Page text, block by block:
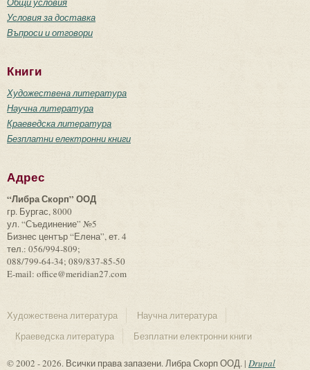
Условия за доставка
Въпроси и отговори
Книги
Художествена литература
Научна литература
Краеведска литература
Безплатни електронни книги
Адрес
“Либра Скорп” ООД
гр. Бургас, 8000
ул. “Съединение” №5
Бизнес център “Елена”, ет. 4
тел.: 056/994-809;
088/799-64-34; 089/837-85-50
E-mail: office@meridian27.com
Художествена литература
Научна литература
Краеведска литература
Безплатни електронни книги
© 2002 - 2026. Всички права запазени. Либра Скорп ООД. | Drupal